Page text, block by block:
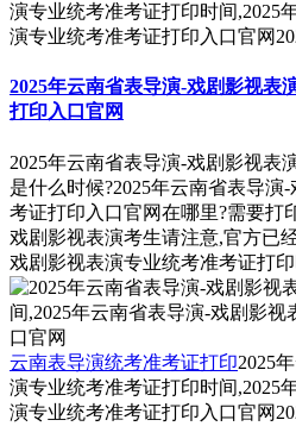
演专业统考准考证打印时间,2025
演专业统考准考证打印入口官网
2025年云南省表导演-戏剧影视表
打印入口官网
2025年云南省表导演-戏剧影视表
是什么时候?2025年云南省表导
考证打印入口官网在哪里?需要打
戏剧影视表演考生请注意,官方已
戏剧影视表演专业统考准考证打印
云南表导演统考准考证打印2025
演专业统考准考证打印时间,2025
演专业统考准考证打印入口官网